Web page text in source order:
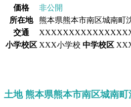
価格
非公開
所在地
熊本県熊本市南区城南町
交通
小学校区 XXX小学校 中学校区
土地 熊本県熊本市南区城南